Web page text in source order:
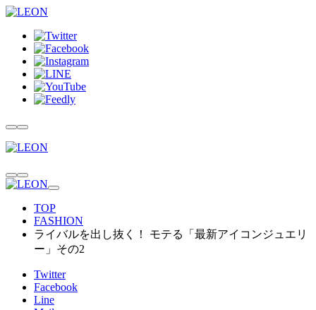
TOP
FASHION
ライバルを出し抜く！ モテる「最新アイコンジュエリ
ー」その2
Twitter
Facebook
Line